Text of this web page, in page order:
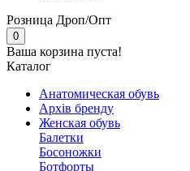
Розница Дроп/Опт
0
Ваша корзина пуста!
Каталог
Анатомическая обувь
Архів бренду
Женская обувь
Балетки
Босоножки
Ботфорты